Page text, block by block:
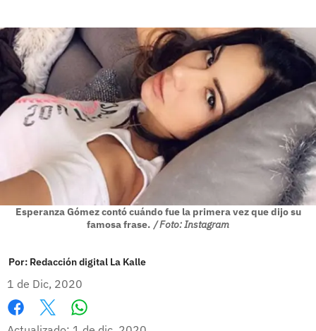
Esperanza Gómez contó cuándo fue la primera vez que dijo su
famosa frase. / Foto: Instagram
Por: Redacción digital La Kalle
1 de Dic, 2020
Facebook
X